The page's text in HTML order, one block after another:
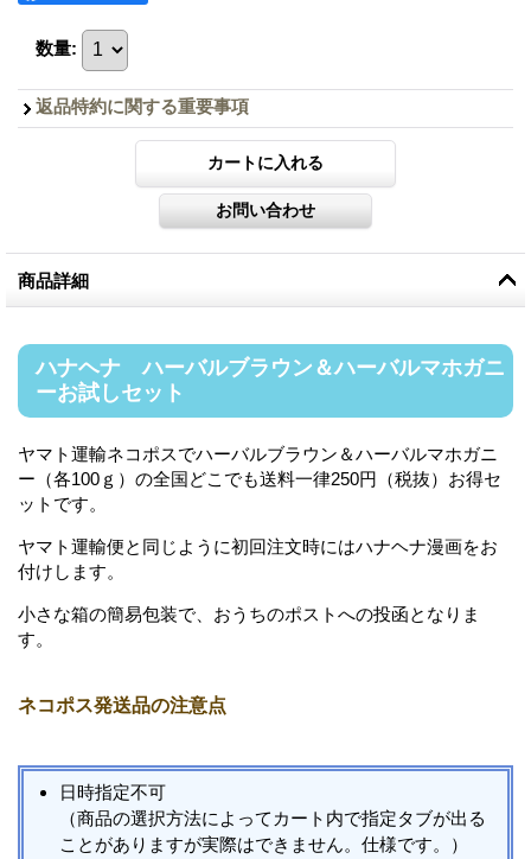
数量:
返品特約に関する重要事項
商品詳細
ハナヘナ ハーバルブラウン＆ハーバルマホガニ
ーお試しセット
ヤマト運輸ネコポスでハーバルブラウン＆ハーバルマホガニ
ー（各100ｇ）の全国どこでも送料一律250円（税抜）お得セ
ットです。
ヤマト運輸便と同じように初回注文時にはハナヘナ漫画をお
付けします。
小さな箱の簡易包装で、おうちのポストへの投函となりま
す。
ネコポス発送品の注意点
日時指定不可
（商品の選択方法によってカート内で指定タブが出る
ことがありますが実際はできません。仕様です。）